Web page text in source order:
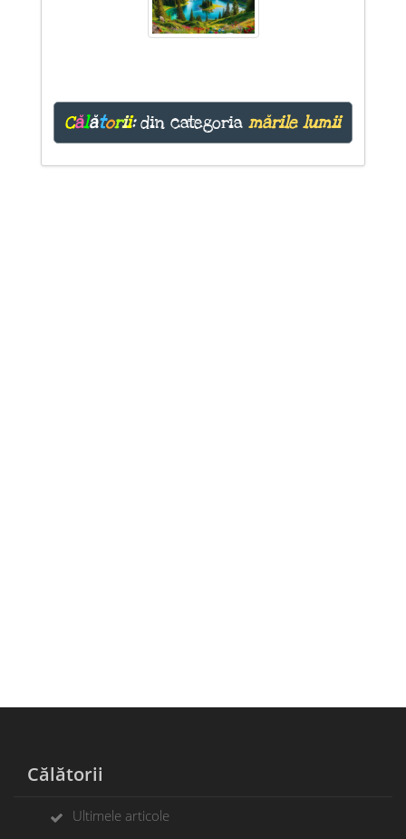
Călătorii:din categoriamările lumii
Călătorii
Ultimele articole